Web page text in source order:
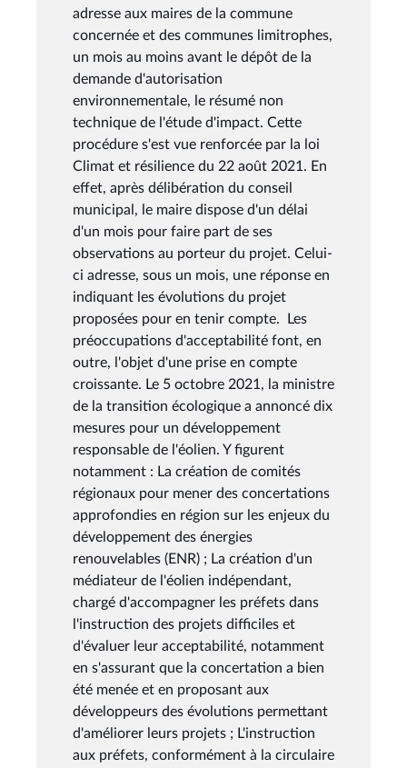
adresse aux maires de la commune
concernée et des communes limitrophes,
un mois au moins avant le dépôt de la
demande d'autorisation
environnementale, le résumé non
technique de l'étude d'impact. Cette
procédure s'est vue renforcée par la loi
Climat et résilience du 22 août 2021. En
effet, après délibération du conseil
municipal, le maire dispose d'un délai
d'un mois pour faire part de ses
observations au porteur du projet. Celui-
ci adresse, sous un mois, une réponse en
indiquant les évolutions du projet
proposées pour en tenir compte. Les
préoccupations d'acceptabilité font, en
outre, l'objet d'une prise en compte
croissante. Le 5 octobre 2021, la ministre
de la transition écologique a annoncé dix
mesures pour un développement
responsable de l'éolien. Y figurent
notamment : La création de comités
régionaux pour mener des concertations
approfondies en région sur les enjeux du
développement des énergies
renouvelables (ENR) ; La création d'un
médiateur de l'éolien indépendant,
chargé d'accompagner les préfets dans
l'instruction des projets difficiles et
d'évaluer leur acceptabilité, notamment
en s'assurant que la concertation a bien
été menée et en proposant aux
développeurs des évolutions permettant
d'améliorer leurs projets ; L'instruction
aux préfets, conformément à la circulaire